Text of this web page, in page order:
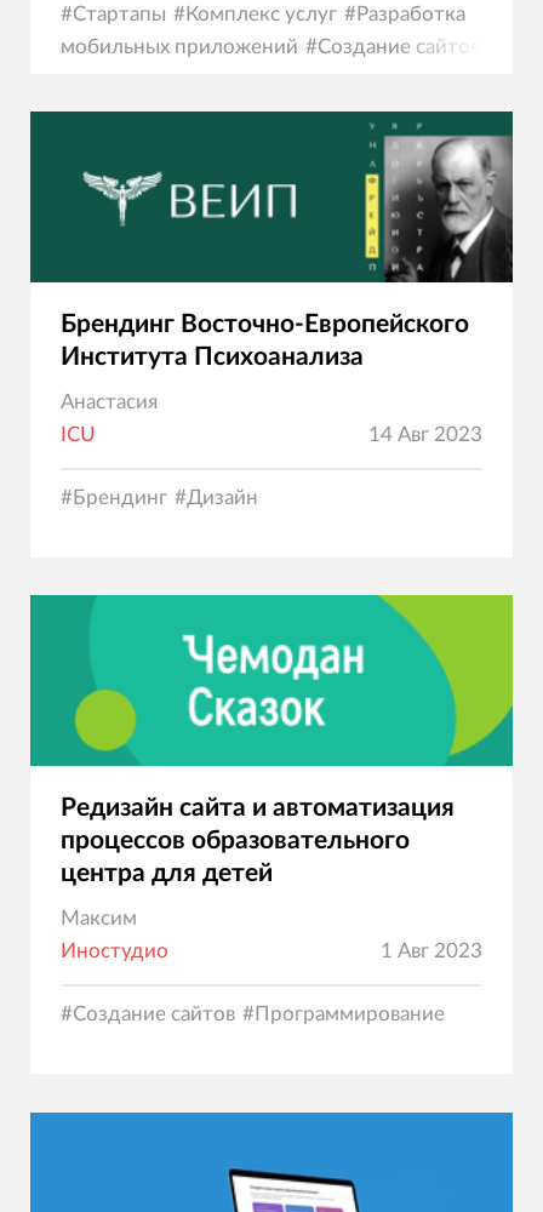
#Стартапы #Комплекс услуг #Разработка
мобильных приложений #Создание сайтов
Брендинг Восточно-Европейского
Института Психоанализа
Анастасия
ICU
14 Авг 2023
#Брендинг #Дизайн
Редизайн сайта и автоматизация
процессов образовательного
центра для детей
Максим
Иностудио
1 Авг 2023
#Создание сайтов #Программирование